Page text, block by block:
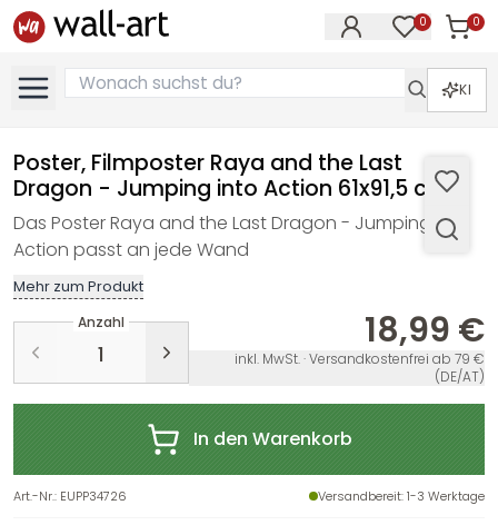
0 0
KI
Poster, Filmposter Raya and the Last
Dragon - Jumping into Action 61x91,5 cm
Das Poster Raya and the Last Dragon - Jumping into
Action passt an jede Wand
Mehr zum Produkt
Anzahl 18,99 €
inkl. MwSt. · Versandkostenfrei ab 79 €
(DE/AT)
In den Warenkorb
Art.-Nr.: EUPP34726 Versandbereit: 1-3 Werktage